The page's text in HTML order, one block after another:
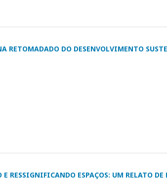
RETOMADADO DO DESENVOLVIMENTO
RESSIGNIFICANDO ESPAÇOS: UM RELATO